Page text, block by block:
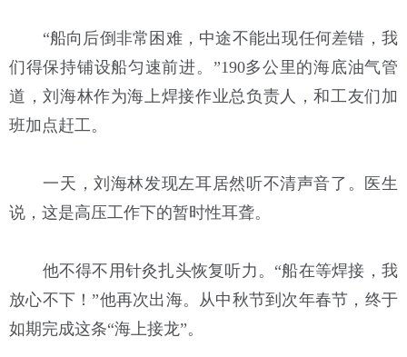
“船向后倒非常困难，中途不能出现任何差错，我
们得保持铺设船匀速前进。”190多公里的海底油气管
道，刘海林作为海上焊接作业总负责人，和工友们加
班加点赶工。
一天，刘海林发现左耳居然听不清声音了。医生
说，这是高压工作下的暂时性耳聋。
他不得不用针灸扎头恢复听力。“船在等焊接，我
放心不下！”他再次出海。从中秋节到次年春节，终于
如期完成这条“海上接龙”。